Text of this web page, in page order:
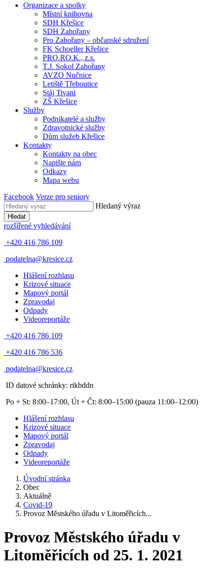
Organizace a spolky
Místní knihovna
SDH Křešice
SDH Zahořany
Pro Zahořany – občanské sdružení
FK Schoeller Křešice
PRO.RO.K., z.s.
T.J. Sokol Zahořany
AVZO Nučnice
Letiště Třeboutice
Stáj Tivani
ZŠ Křešice
Služby
Podnikatelé a služby
Zdravotnické služby
Dům služeb Křešice
Kontakty
Kontakty na obec
Napište nám
Odkazy
Mapa webu
Facebook Verze pro seniory
Hledaný výraz
Hledat
rozšířené vyhledávání
+420 416 786 109
podatelna@kresice.cz
Hlášení rozhlasu
Krizové situace
Mapový portál
Zpravodaj
Odpady
Videoreportáže
+420 416 786 109
+420 416 786 536
podatelna@kresice.cz
ID datové schránky: rikbddn
Po + St: 8:00–17:00, Út + Čt: 8:00–15:00 (pauza 11:00–12:00)
Hlášení rozhlasu
Krizové situace
Mapový portál
Zpravodaj
Odpady
Videoreportáže
Úvodní stránka
Obec
Aktuálně
Covid-19
Provoz Městského úřadu v Litoměřicích...
Provoz Městského úřadu v
Litoměřicích od 25. 1. 2021